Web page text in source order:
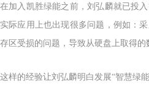
在加入凯胜绿能之前，刘弘麟就已投
实际应用上也出现很多问题，例如：
存区 受损的问题，导致从硬盘上取得
这样的经验让刘弘麟明白发展“智慧绿